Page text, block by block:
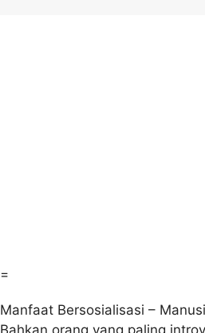
=
Manfaat Bersosialisasi –
Bahkan orang yang paling